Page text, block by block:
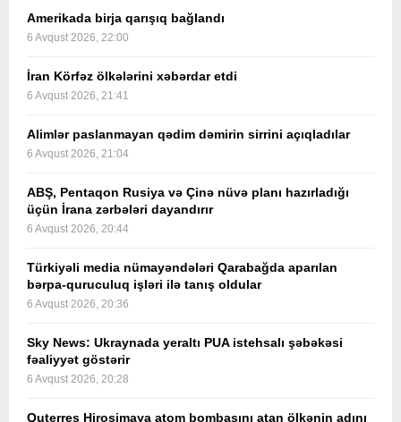
Amerikada birja qarışıq bağlandı
6 Avqust 2026, 22:00
İran Körfəz ölkələrini xəbərdar etdi
6 Avqust 2026, 21:41
Alimlər paslanmayan qədim dəmirin sirrini açıqladılar
6 Avqust 2026, 21:04
ABŞ, Pentaqon Rusiya və Çinə nüvə planı hazırladığı
üçün İrana zərbələri dayandırır
6 Avqust 2026, 20:44
Türkiyəli media nümayəndələri Qarabağda aparılan
bərpa-quruculuq işləri ilə tanış oldular
6 Avqust 2026, 20:36
Sky News: Ukraynada yeraltı PUA istehsalı şəbəkəsi
fəaliyyət göstərir
6 Avqust 2026, 20:28
Quterreş Hirosimaya atom bombasını atan ölkənin adını